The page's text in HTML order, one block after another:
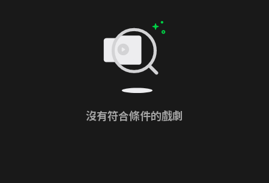
沒有符合條件的戲劇